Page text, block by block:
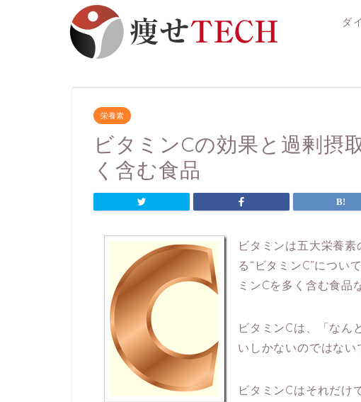
ダ
栄養素
ビタミンCの効果と過剰摂
く含む食品
ビタミンは五大栄養
る“ビタミンC”につい
ミンCを多く含む食品
ビタミンCは、「なん
いしかないのではない
ビタミンCはそれだけ